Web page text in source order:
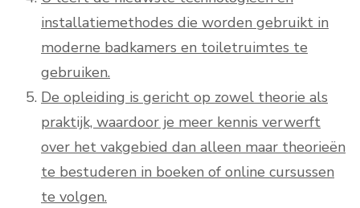
installatiemethodes die worden gebruikt in
moderne badkamers en toiletruimtes te
gebruiken.
De opleiding is gericht op zowel theorie als
praktijk, waardoor je meer kennis verwerft
over het vakgebied dan alleen maar theorieën
te bestuderen in boeken of online cursussen
te volgen.